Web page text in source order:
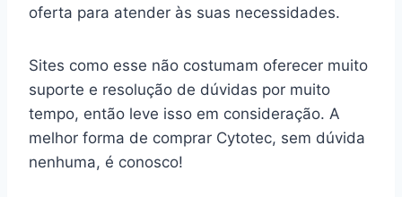
oferta para atender às suas necessidades.
Sites como esse não costumam oferecer muito
suporte e resolução de dúvidas por muito
tempo, então leve isso em consideração. A
melhor forma de comprar Cytotec, sem dúvida
nenhuma, é conosco!